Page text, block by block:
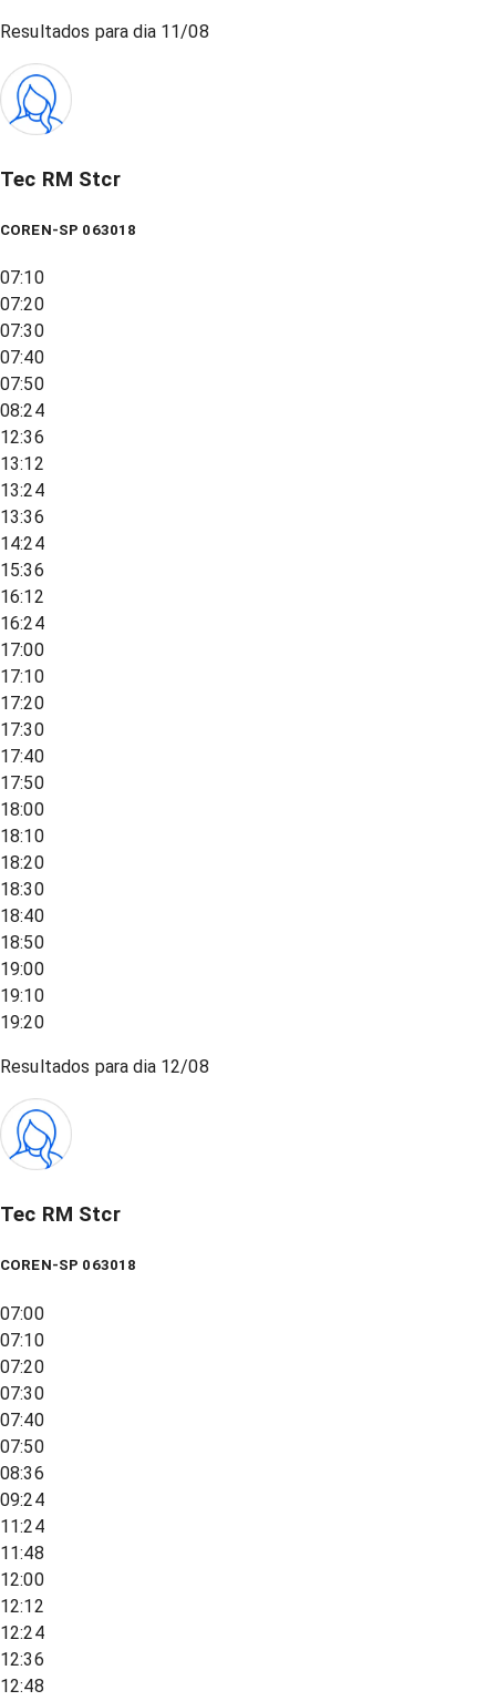
Resultados para dia 11/08
Tec RM Stcr
COREN-SP 063018
07:10
07:20
07:30
07:40
07:50
08:24
12:36
13:12
13:24
13:36
14:24
15:36
16:12
16:24
17:00
17:10
17:20
17:30
17:40
17:50
18:00
18:10
18:20
18:30
18:40
18:50
19:00
19:10
19:20
Resultados para dia 12/08
Tec RM Stcr
COREN-SP 063018
07:00
07:10
07:20
07:30
07:40
07:50
08:36
09:24
11:24
11:48
12:00
12:12
12:24
12:36
12:48